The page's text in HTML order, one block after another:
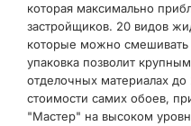
которая максимально
застройщиков. 20 видов
которые можно смешивать
упаковка позволит
отделочных материалах до
стоимости самих обоев,
"Мастер" на высоком